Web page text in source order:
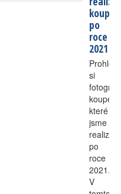
po
roce
2021
si
které
jsme
po
roce
2021.
V